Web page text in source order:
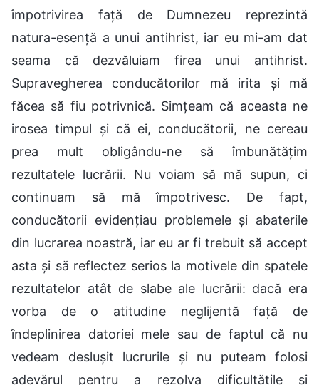
împotrivirea față de Dumnezeu reprezintă
natura-esență a unui antihrist, iar eu mi-am dat
seama că dezvăluiam firea unui antihrist.
Supravegherea conducătorilor mă irita și mă
făcea să fiu potrivnică. Simțeam că aceasta ne
irosea timpul și că ei, conducătorii, ne cereau
prea mult obligându-ne să îmbunătățim
rezultatele lucrării. Nu voiam să mă supun, ci
continuam să mă împotrivesc. De fapt,
conducătorii evidențiau problemele și abaterile
din lucrarea noastră, iar eu ar fi trebuit să accept
asta și să reflectez serios la motivele din spatele
rezultatelor atât de slabe ale lucrării: dacă era
vorba de o atitudine neglijentă față de
îndeplinirea datoriei mele sau de faptul că nu
vedeam deslușit lucrurile și nu puteam folosi
adevărul pentru a rezolva dificultățile și